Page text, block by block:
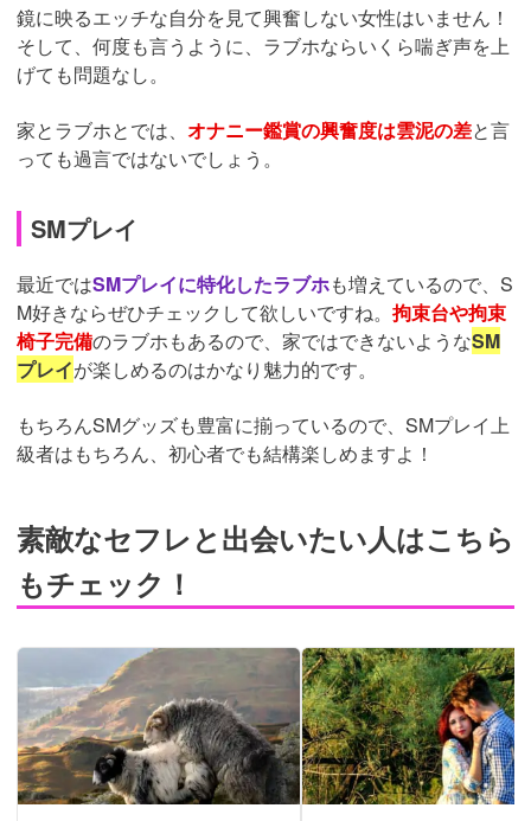
鏡に映るエッチな自分を見て興奮しない女性はいません！
そして、何度も言うように、ラブホならいくら喘ぎ声を上
げても問題なし。
家とラブホとでは、 オナニー鑑賞の興奮度は雲泥の差と言
っても過言ではないでしょう。
SMプレイ
最近ではSMプレイに特化したラブホも増えているので、S
M好きならぜひチェックして欲しいですね。 拘束台や拘束
椅子完備のラブホもあるので、家ではできないようなSM
プレイが楽しめるのはかなり魅力的です。
もちろんSMグッズも豊富に揃っているので、SMプレイ上
級者はもちろん、初心者でも結構楽しめますよ！
素敵なセフレと出会いたい人はこちら
もチェック！